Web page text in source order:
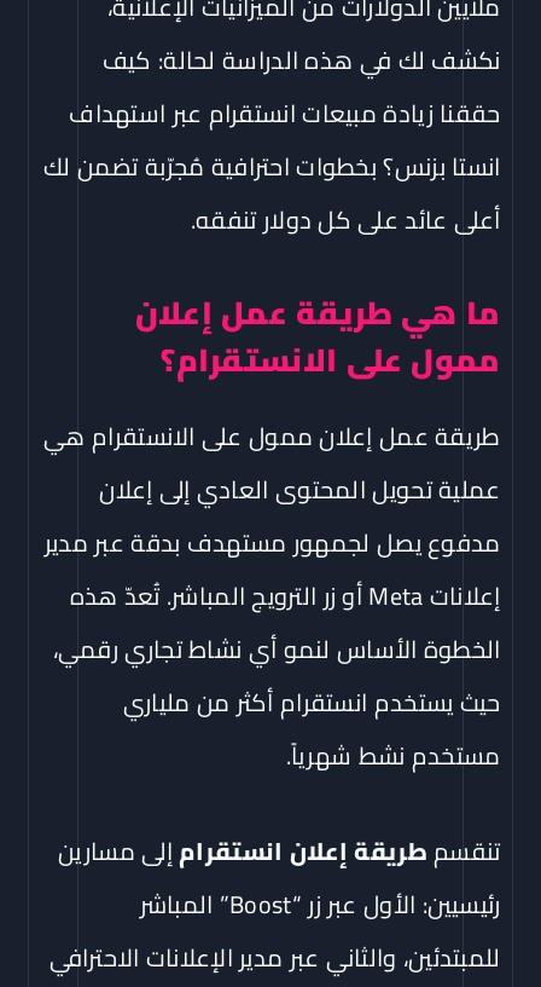
نكشف لك في هذه الدراسة لحالة: كيف
حققنا زيادة مبيعات انستقرام عبر استهداف
انستا بزنس؟ بخطوات احترافية مُجرّبة تضمن لك
أعلى عائد على كل دولار تنفقه.
ما هي طريقة عمل إعلان
ممول على الانستقرام؟
طريقة عمل إعلان ممول على الانستقرام هي
عملية تحويل المحتوى العادي إلى إعلان
مدفوع يصل لجمهور مستهدف بدقة عبر مدير
إعلانات Meta أو زر الترويج المباشر. تُعدّ هذه
الخطوة الأساس لنمو أي نشاط تجاري رقمي،
حيث يستخدم انستقرام أكثر من ملياري
مستخدم نشط شهرياً.
تنقسمطريقة إعلان انستقرامإلى مسارين
رئيسيين: الأول عبر زر “Boost” المباشر
للمبتدئين، والثاني عبر مدير الإعلانات الاحترافي